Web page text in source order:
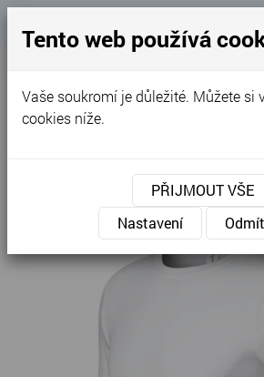
MENU
Progress LS - Triko unisex P75
Tento web používá
Vaše soukromí je důležité. Můžete si
cookies níže.
PŘIJMOUT VŠE
Nastavení